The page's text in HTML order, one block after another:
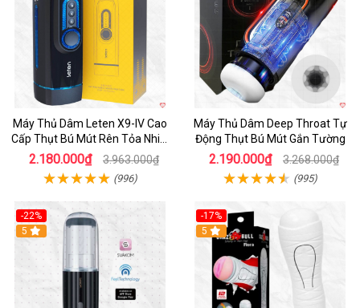
Máy Thủ Dâm Leten X9-IV Cao
Cấp Thụt Bú Mút Rên Tỏa Nhiệt
Sạc Pin
2.180.000₫ 3.963.000₫
(996)
Máy Thủ Dâm Deep Throat Tự
Động Thụt Bú Mút Gắn Tường
2.190.000₫ 3.268.000₫
(995)
-22%
5
-17%
5